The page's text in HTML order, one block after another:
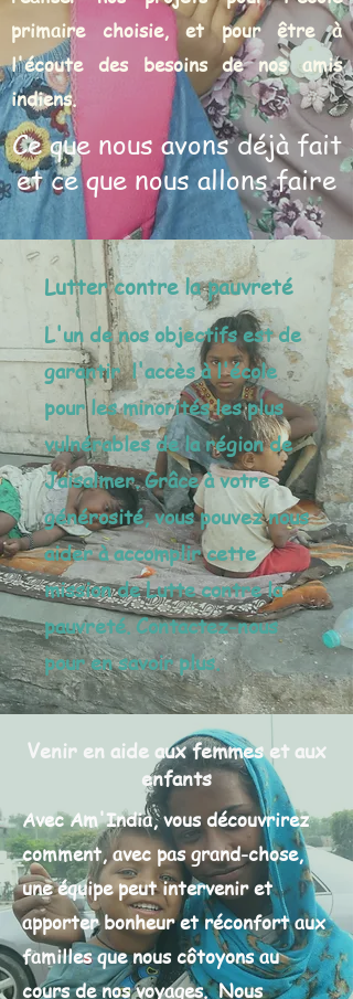
primaire choisie, et pour être à
l'écoute des besoins de nos amis
indiens.
Ce que nous avons déjà fait
et ce que nous allons faire
Lutter contre la pauvreté
L'un de nos objectifs est de
garantir l'accès à l'école
pour les minorités les plus
vulnérables de la région de
Jaisalmer. Grâce à votre
générosité, vous pouvez nous
aider à accomplir cette
mission de Lutte contre la
pauvreté. Contactez-nous
pour en savoir plus.
Venir en aide aux femmes et aux
enfants
Avec Am'India, vous découvrirez
comment, avec pas grand-chose,
une équipe peut intervenir et
apporter bonheur et réconfort aux
familles que nous côtoyons au
cours de nos voyages. Nous